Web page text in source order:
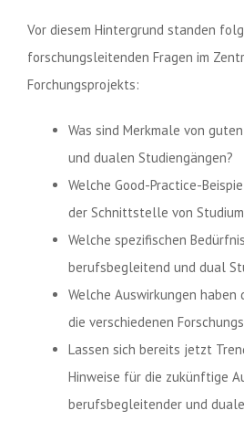
Vor diesem Hintergrund standen
forschungsleitenden Fragen im
Forchungsprojekts:
Was sind Merkmale von
und dualen Studiengängen?
Welche Good-Practice-
der Schnittstelle von
Welche spezifischen
berufsbegleitend und dual
Welche Auswirkungen
die verschiedenen
Lassen sich bereits jetzt
Hinweise für die zukünftige
berufsbegleitender und